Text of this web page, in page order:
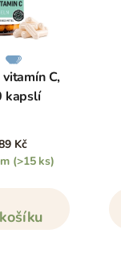
vitamín C,
kapslí
Kč
(>15 ks)